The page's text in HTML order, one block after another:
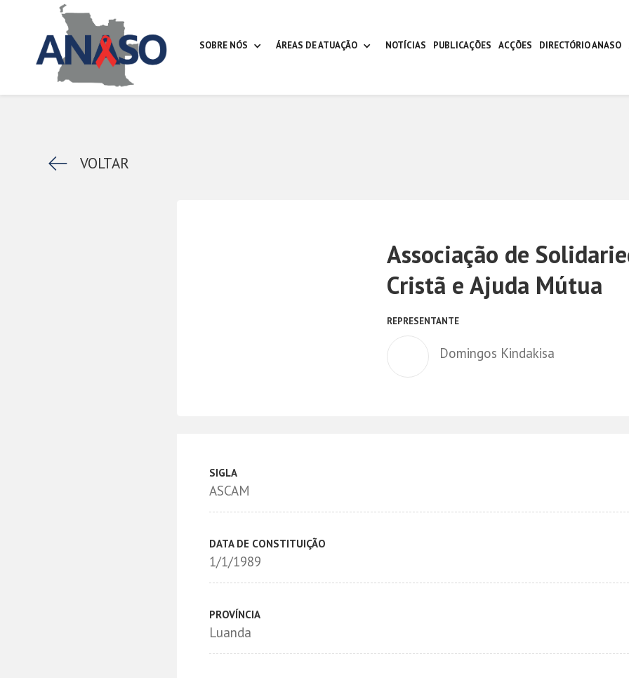
SOBRE NÓS ÁREAS DE ATUAÇÃO NOTÍCIAS PUBLICAÇÕES ACÇÕES DIRECTÓRIO ANASO
k VOLTAR
Associação de
Cristã e Ajuda Mútua
REPRESENTANTE
Domingos Kindakisa
SIGLA
ASCAM
DATA DE CONSTITUIÇÃO
1/1/1989
PROVÍNCIA
Luanda